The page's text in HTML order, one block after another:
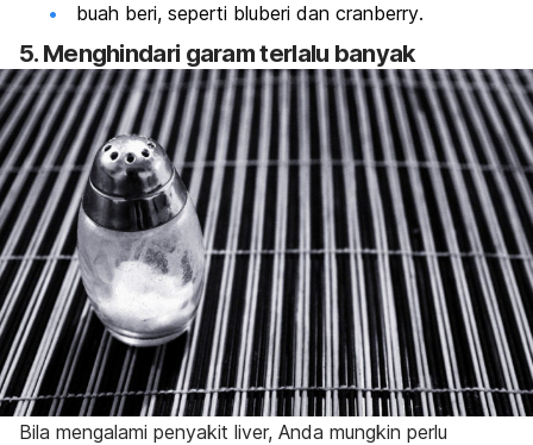
buah beri, seperti bluberi dan cranberry.
5. Menghindari garam terlalu banyak
Bila mengalami penyakit liver, Anda mungkin perlu